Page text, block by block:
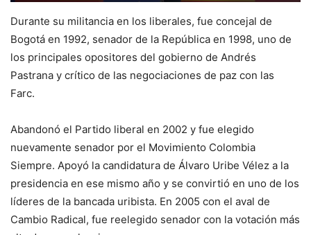
Durante su militancia en los liberales, fue concejal de
Bogotá en 1992, senador de la República en 1998, uno de
los principales opositores del gobierno de Andrés
Pastrana y crítico de las negociaciones de paz con las
Farc.
Abandonó el Partido liberal en 2002 y fue elegido
nuevamente senador por el Movimiento Colombia
Siempre. Apoyó la candidatura de Álvaro Uribe Vélez a la
presidencia en ese mismo año y se convirtió en uno de los
líderes de la bancada uribista. En 2005 con el aval de
Cambio Radical, fue reelegido senador con la votación más